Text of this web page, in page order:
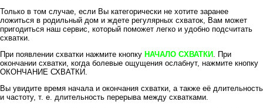
Только в том случае, если Вы категорически не хотите заранее
ложиться в родильный дом и ждете регулярных схваток, Вам может
пригодиться наш сервис, который поможет легко и удобно подсчитать
схватки.
При появлении схватки нажмите кнопку НАЧАЛО СХВАТКИ . При
окончании схватки, когда болевые ощущения ослабнут, нажмите кнопку
ОКОНЧАНИЕ СХВАТКИ.
Вы увидите время начала и окончания схватки, а также её длительность
и частоту, т. е. длительность перерыва между схватками.